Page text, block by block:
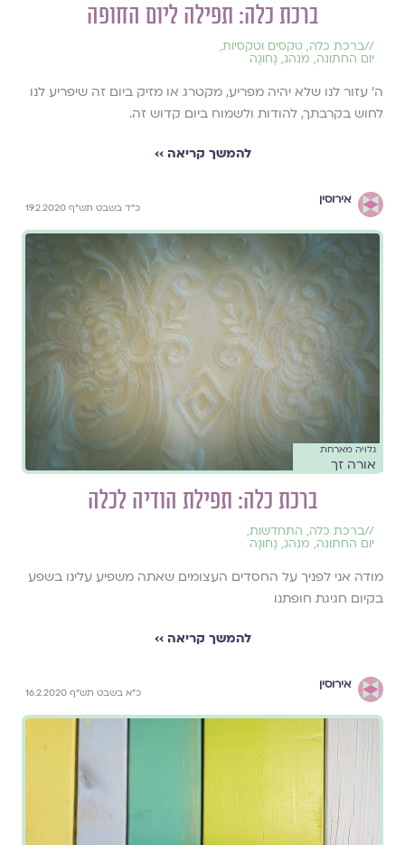
ברכת כלה: תפילה ליום החופה
//ברכת כלה, טקסים וטקסיות,
יום החתונה, מנהג, נָחוּגָה
ה' עזור לנו שלא יהיה מפריע, מקטרג או מזיק ביום זה שיפריע לנו
לחוש בקרבתך, להודות ולשמוח ביום קדוש זה.
להמשך קריאה ››
אירוסין
כ"ד בשבט תש"ף 19.2.2020
גלויה מארחת
אורה זך
ברכת כלה: תפילת הודיה לכלה
//ברכת כלה, התחדשות,
יום החתונה, מנהג, נָחוּגָה
מודה אני לפניך על החסדים העצומים שאתה משפיע עלינו בשפע
בקיום חגיגת חופתנו
להמשך קריאה ››
אירוסין
כ"א בשבט תש"ף 16.2.2020